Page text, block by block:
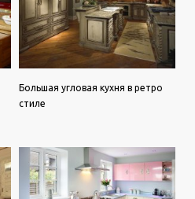
Большая угловая кухня в ретро
стиле